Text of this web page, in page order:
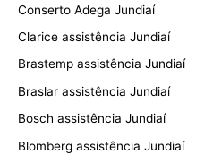
Conserto Adega Jundiaí
Clarice assistência Jundiaí
Brastemp assistência Jundiaí
Braslar assistência Jundiaí
Bosch assistência Jundiaí
Blomberg assistência Jundiaí